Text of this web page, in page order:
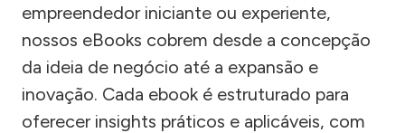
empreendedor iniciante ou experiente,
nossos eBooks cobrem desde a concepção
da ideia de negócio até a expansão e
inovação. Cada ebook é estruturado para
oferecer insights práticos e aplicáveis, com